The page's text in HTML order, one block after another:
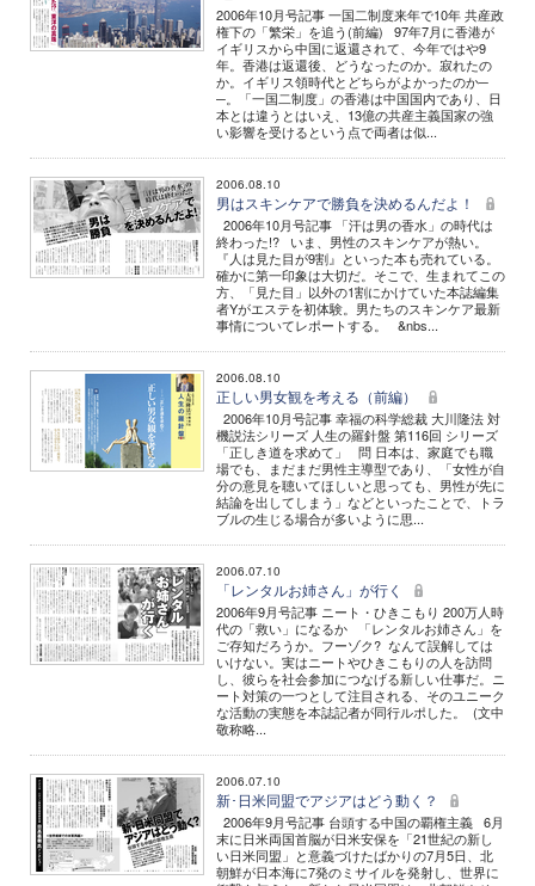
2006年10月号記事 一国二制度来年で10年 共産政
権下の「繁栄」を追う(前編) 97年7月に香港が
イギリスから中国に返還されて、今年ではや9
年。香港は返還後、どうなったのか。寂れたの
か。イギリス領時代とどちらがよかったのか─
─。「一国二制度」の香港は中国国内であり、日
本とは違うとはいえ、13億の共産主義国家の強
い影響を受けるという点で両者は似...
2006.08.10
男はスキンケアで勝負を決めるんだよ！
2006年10月号記事 「汗は男の香水」の時代は
終わった!? いま、男性のスキンケアが熱い。
『人は見た目が9割』といった本も売れている。
確かに第一印象は大切だ。そこで、生まれてこの
方、「見た目」以外の1割にかけていた本誌編集
者Yがエステを初体験。男たちのスキンケア最新
事情についてレポートする。 &nbs...
2006.08.10
正しい男女観を考える（前編）
2006年10月号記事 幸福の科学総裁 大川隆法 対
機説法シリーズ 人生の羅針盤 第116回 シリーズ
「正しき道を求めて」 問 日本は、家庭でも職
場でも、まだまだ男性主導型であり、「女性が自
分の意見を聴いてほしいと思っても、男性が先に
結論を出してしまう」などといったことで、トラ
ブルの生じる場合が多いように思...
2006.07.10
「レンタルお姉さん」が行く
2006年9月号記事 ニート・ひきこもり 200万人時
代の「救い」になるか 「レンタルお姉さん」を
ご存知だろうか。フーゾク? なんて誤解しては
いけない。実はニートやひきこもりの人を訪問
し、彼らを社会参加につなげる新しい仕事だ。ニ
ート対策の一つとして注目される、そのユニーク
な活動の実態を本誌記者が同行ルポした。 (文中
敬称略...
2006.07.10
新･日米同盟でアジアはどう動く？
2006年9月号記事 台頭する中国の覇権主義 6月
末に日米両国首脳が日米安保を「21世紀の新し
い日米同盟」と意義づけたばかりの7月5日、北
朝鮮が日本海に7発のミサイルを発射し、世界に